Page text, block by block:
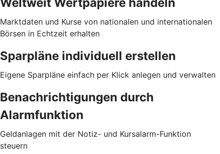
Marktdaten und Kurse von nationalen und internationalen
Börsen in Echtzeit erhalten
Sparpläne individuell erstellen
Eigene Sparpläne einfach per Klick anlegen und verwalten
Benachrichtigungen durch
Alarmfunktion
Geldanlagen mit der Notiz- und Kursalarm-Funktion
steuern